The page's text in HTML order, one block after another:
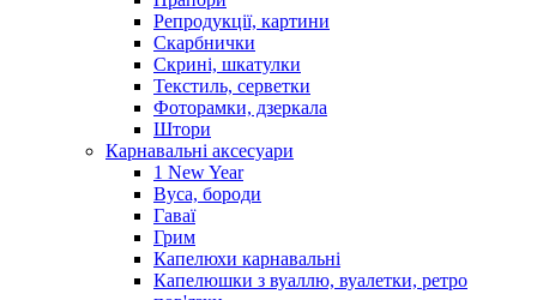
Репродукції, картини
Скарбнички
Скрині, шкатулки
Текстиль, серветки
Фоторамки, дзеркала
Штори
Карнавальні аксесуари
1 New Year
Вуса, бороди
Гаваї
Грим
Капелюхи карнавальні
Капелюшки з вуаллю, вуалетки, ретро